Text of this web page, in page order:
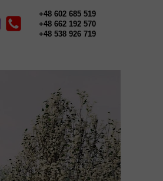
+48 602 685 519
+48 662 192 570
+48 538 926 719